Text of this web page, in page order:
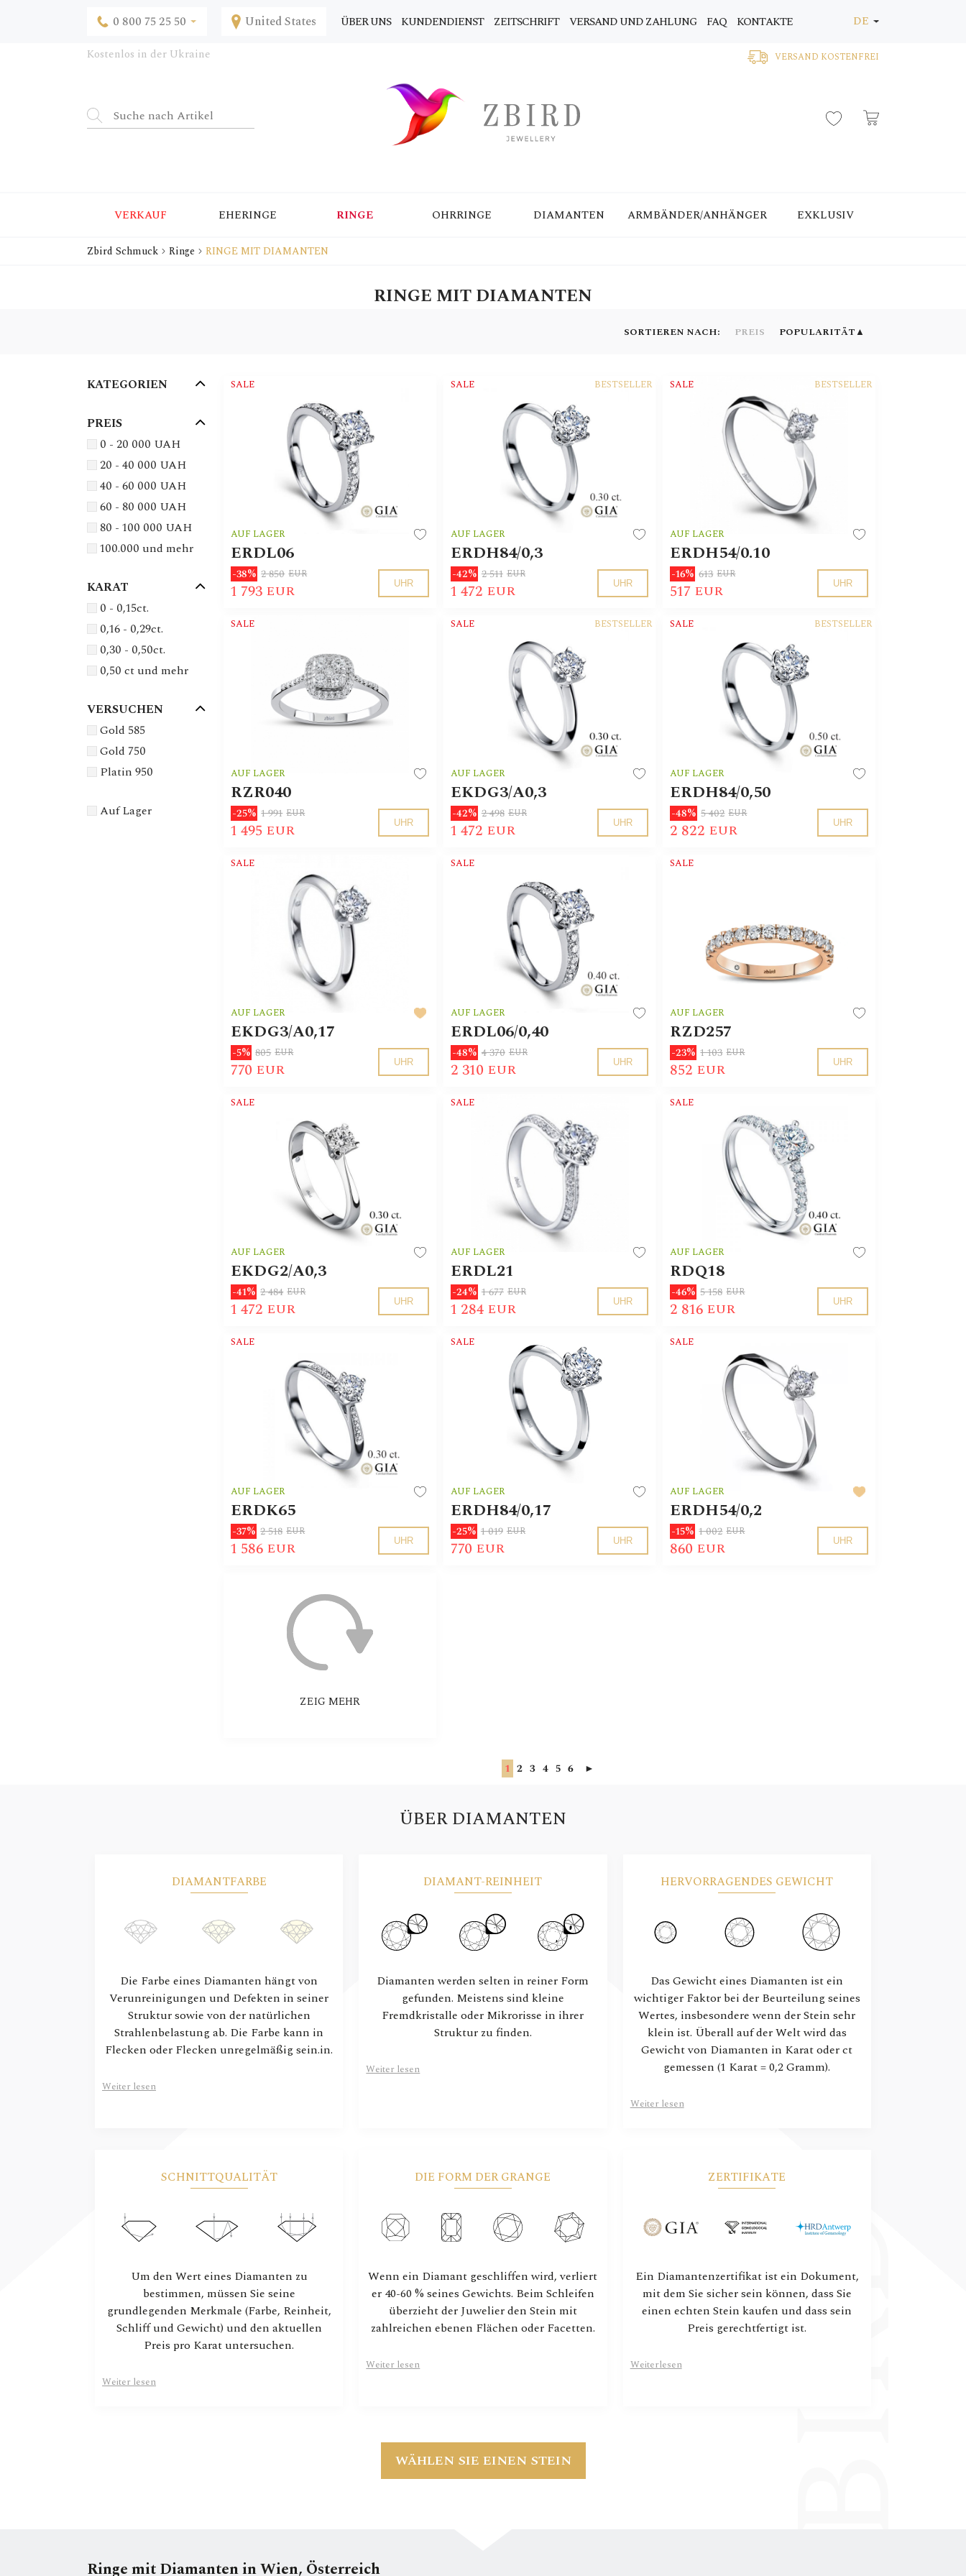
0 800 75 25 50
Kostenlos in der Ukraine
United States ÜBER UNS KUNDENDIENST ZEITSCHRIFT VERSAND UND ZAHLUNG FAQ KONTAKTE DE
VERSAND KOSTENFREI
VERKAUF EHERINGE RINGE OHRRINGE DIAMANTEN ARMBÄNDER/ANHÄNGER EXKLUSIV
Zbird Schmuck Ringe RINGE MIT DIAMANTEN
RINGE MIT DIAMANTEN
SORTIEREN NACH: PREIS POPULARITÄT▲
KATEGORIEN
PREIS
0 - 20 000 UAH
20 - 40 000 UAH
40 - 60 000 UAH
60 - 80 000 UAH
80 - 100 000 UAH
100.000 und mehr
KARAT
0 - 0,15ct.
0,16 - 0,29ct.
0,30 - 0,50ct.
0,50 ct und mehr
VERSUCHEN
Gold 585
Gold 750
Platin 950
Auf Lager
SALE
AUF LAGER
ERDL06
-38% 2 850 EUR
1 793 EUR UHR
BESTSELLER
SALE
AUF LAGER
ERDH84/0,3
-42% 2 511 EUR
1 472 EUR UHR
BESTSELLER
SALE
AUF LAGER
ERDH54/0.10
-16% 613 EUR
517 EUR UHR
SALE
AUF LAGER
RZR040
-25% 1 991 EUR
1 495 EUR UHR
BESTSELLER
SALE
AUF LAGER
EKDG3/A0,3
-42% 2 498 EUR
1 472 EUR UHR
BESTSELLER
SALE
AUF LAGER
ERDH84/0,50
-48% 5 402 EUR
2 822 EUR UHR
SALE
AUF LAGER
EKDG3/A0,17
-5% 805 EUR
770 EUR UHR
SALE
AUF LAGER
ERDL06/0,40
-48% 4 370 EUR
2 310 EUR UHR
SALE
AUF LAGER
RZD257
-23% 1 103 EUR
852 EUR UHR
SALE
AUF LAGER
EKDG2/A0,3
-41% 2 484 EUR
1 472 EUR UHR
SALE
AUF LAGER
ERDL21
-24% 1 677 EUR
1 284 EUR UHR
SALE
AUF LAGER
RDQ18
-46% 5 158 EUR
2 816 EUR UHR
SALE
AUF LAGER
ERDK65
-37% 2 518 EUR
1 586 EUR UHR
SALE
AUF LAGER
ERDH84/0,17
-25% 1 019 EUR
770 EUR UHR
SALE
AUF LAGER
ERDH54/0,2
-15% 1 002 EUR
860 EUR UHR
ZEIG MEHR
1 2 3 4 5 6 ►
ÜBER DIAMANTEN
DIAMANTFARBE
Die Farbe eines Diamanten hängt von
Verunreinigungen und Defekten in seiner
Struktur sowie von der natürlichen
Strahlenbelastung ab. Die Farbe kann in
Flecken oder Flecken unregelmäßig sein.in.
Weiter lesen
DIAMANT-REINHEIT
Diamanten werden selten in reiner Form
gefunden. Meistens sind kleine
Fremdkristalle oder Mikrorisse in ihrer
Struktur zu finden.
Weiter lesen
HERVORRAGENDES GEWICHT
Das Gewicht eines Diamanten ist ein
wichtiger Faktor bei der Beurteilung seines
Wertes, insbesondere wenn der Stein sehr
klein ist. Überall auf der Welt wird das
Gewicht von Diamanten in Karat oder ct
gemessen (1 Karat = 0,2 Gramm).
Weiter lesen
SCHNITTQUALITÄT
Um den Wert eines Diamanten zu
bestimmen, müssen Sie seine
grundlegenden Merkmale (Farbe, Reinheit,
Schliff und Gewicht) und den aktuellen
Preis pro Karat untersuchen.
Weiter lesen
DIE FORM DER GRANGE
Wenn ein Diamant geschliffen wird, verliert
er 40-60 % seines Gewichts. Beim Schleifen
überzieht der Juwelier den Stein mit
zahlreichen ebenen Flächen oder Facetten.
Weiter lesen
ZERTIFIKATE
Ein Diamantenzertifikat ist ein Dokument,
mit dem Sie sicher sein können, dass Sie
einen echten Stein kaufen und dass sein
Preis gerechtfertigt ist.
Weiterlesen
WÄHLEN SIE EINEN STEIN
Ringe mit Diamanten in Wien, Österreich